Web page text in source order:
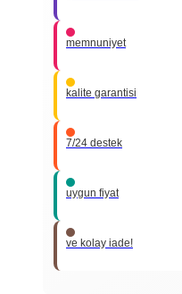
memnuniyet
kalite garantisi
7/24 destek
uygun fiyat
ve kolay iade!